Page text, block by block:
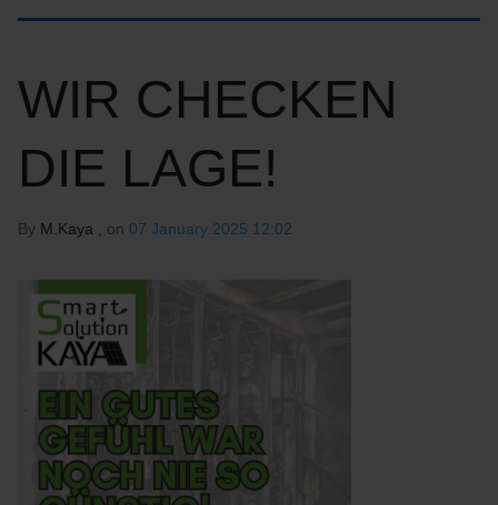
WIR CHECKEN
DIE LAGE!
By M.Kaya , on 07 January 2025 12:02